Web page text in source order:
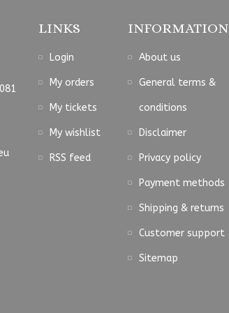
LINKS
Login
My orders
My tickets
My wishlist
RSS feed
INFORMATION
About us
General terms &
conditions
Disclaimer
Privacy policy
Payment methods
Shipping & returns
Customer support
Sitemap